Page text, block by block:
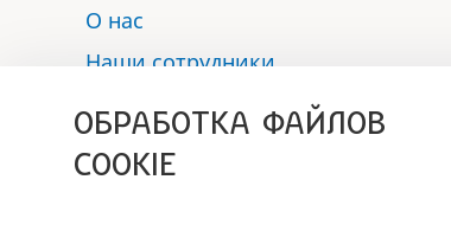
О нас
Наши сотрудники
ОБРАБОТКА ФАЙЛОВ
COOKIE